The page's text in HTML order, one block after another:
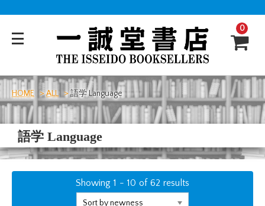
0
HOME ALL 語学 Language
語学 Language
Showing 1 - 10 of 62 results